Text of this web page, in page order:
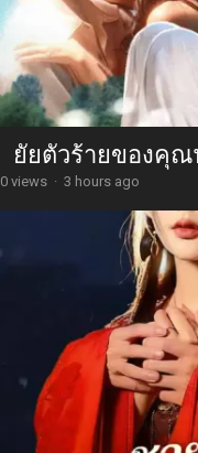
ยัยตัวร้ายของคุณ
0 views · 3 hours ago